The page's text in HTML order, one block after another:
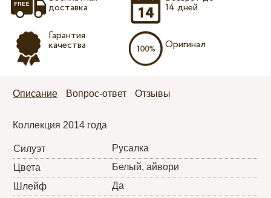
доставка
Гарантия
качества
14 дней
Оригинал
Описание Вопрос-ответ Отзывы
Коллекция 2014 года
Силуэт
Русалка
Цвета
Белый, айвори
Шлейф
Да